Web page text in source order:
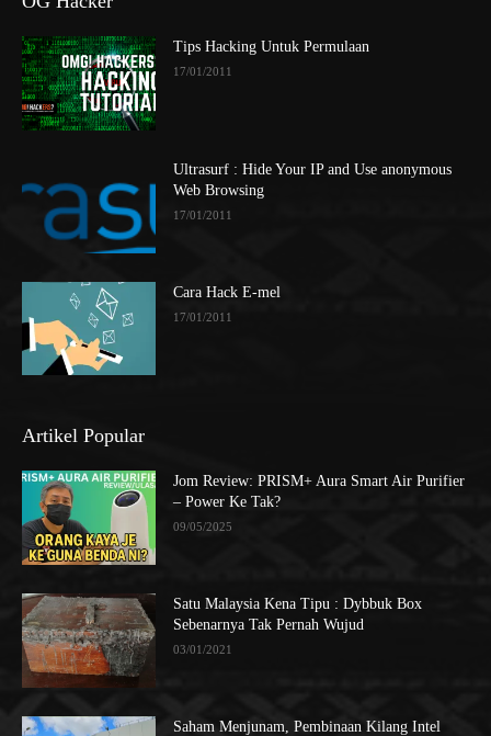
Tips Hacking Untuk Permulaan
17/01/2011
Ultrasurf : Hide Your IP and Use anonymous
Web Browsing
17/01/2011
Cara Hack E-mel
17/01/2011
Artikel Popular
Jom Review: PRISM+ Aura Smart Air Purifier
– Power Ke Tak?
09/05/2025
Satu Malaysia Kena Tipu : Dybbuk Box
Sebenarnya Tak Pernah Wujud
03/01/2021
Saham Menjunam, Pembinaan Kilang Intel